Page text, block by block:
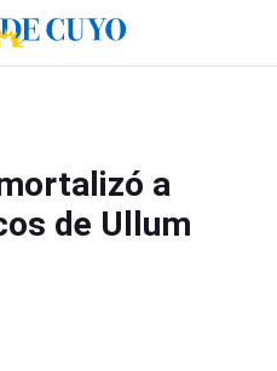
a
de Ullum